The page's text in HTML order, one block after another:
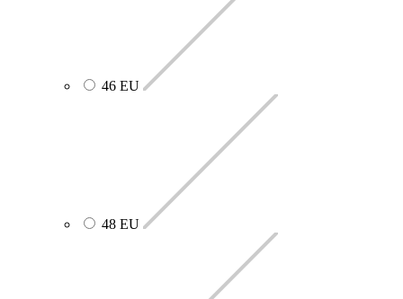
46 EU
48 EU